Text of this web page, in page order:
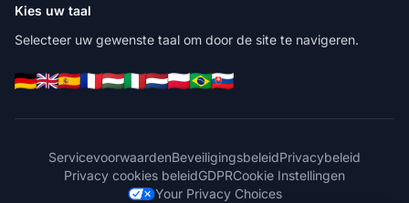
Kies uw taal
Selecteer uw gewenste taal om door de site te navigeren.
ServicevoorwaardenBeveiligingsbeleidPrivacybeleid
Privacy cookies beleidGDPRCookie Instellingen
Your Privacy Choices